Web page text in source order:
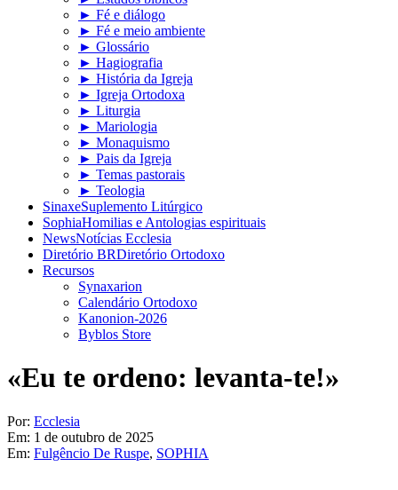
► Fé e diálogo
► Fé e meio ambiente
► Glossário
► Hagiografia
► História da Igreja
► Igreja Ortodoxa
► Liturgia
► Mariologia
► Monaquismo
► Pais da Igreja
► Temas pastorais
► Teologia
SinaxeSuplemento Litúrgico
SophiaHomilias e Antologias espirituais
NewsNotícias Ecclesia
Diretório BRDiretório Ortodoxo
Recursos
Synaxarion
Calendário Ortodoxo
Kanonion-2026
Byblos Store
«Eu te ordeno: levanta-te!»
Por: Ecclesia
Em: 1 de outubro de 2025
Em: Fulgêncio De Ruspe, SOPHIA